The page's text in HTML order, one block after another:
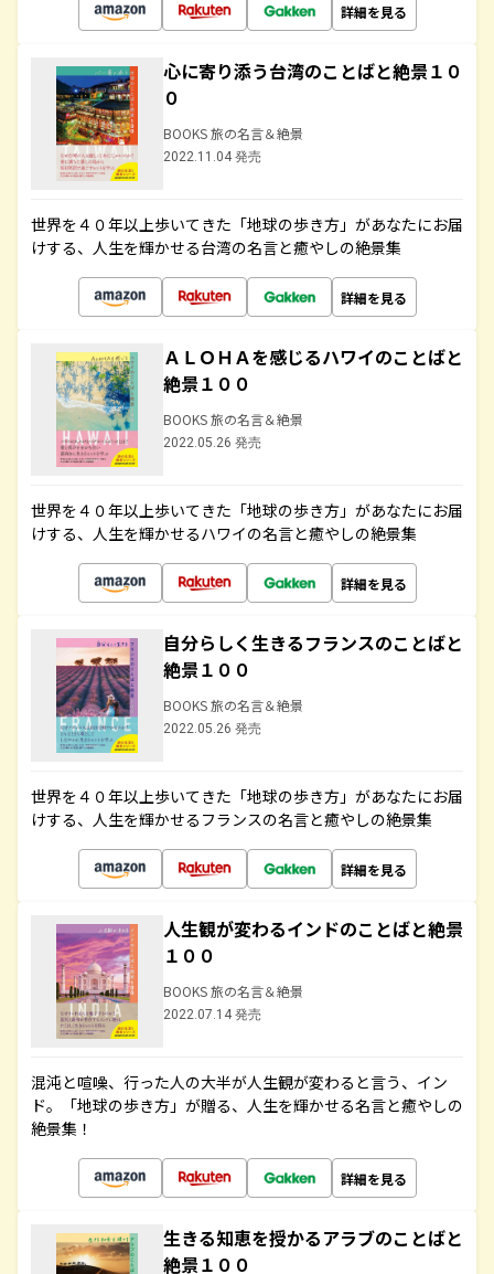
詳細を見る
心に寄り添う台湾のことばと絶景１０
０
BOOKS 旅の名言＆絶景
2022.11.04 発売
世界を４０年以上歩いてきた「地球の歩き方」があなたにお届
けする、人生を輝かせる台湾の名言と癒やしの絶景集
詳細を見る
ＡＬＯＨＡを感じるハワイのことばと
絶景１００
BOOKS 旅の名言＆絶景
2022.05.26 発売
世界を４０年以上歩いてきた「地球の歩き方」があなたにお届
けする、人生を輝かせるハワイの名言と癒やしの絶景集
詳細を見る
自分らしく生きるフランスのことばと
絶景１００
BOOKS 旅の名言＆絶景
2022.05.26 発売
世界を４０年以上歩いてきた「地球の歩き方」があなたにお届
けする、人生を輝かせるフランスの名言と癒やしの絶景集
詳細を見る
人生観が変わるインドのことばと絶景
１００
BOOKS 旅の名言＆絶景
2022.07.14 発売
混沌と喧噪、行った人の大半が人生観が変わると言う、イン
ド。「地球の歩き方」が贈る、人生を輝かせる名言と癒やしの
絶景集！
詳細を見る
生きる知恵を授かるアラブのことばと
絶景１００